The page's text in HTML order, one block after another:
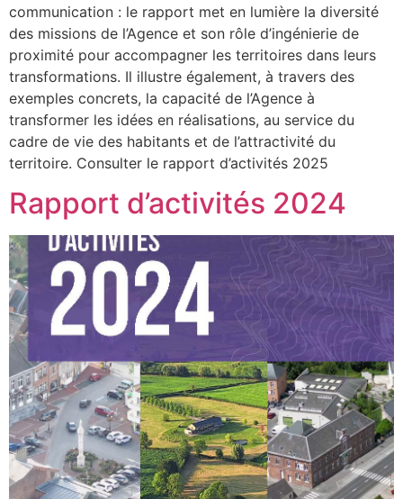
communication : le rapport met en lumière la diversité
des missions de l’Agence et son rôle d’ingénierie de
proximité pour accompagner les territoires dans leurs
transformations. Il illustre également, à travers des
exemples concrets, la capacité de l’Agence à
transformer les idées en réalisations, au service du
cadre de vie des habitants et de l’attractivité du
territoire. Consulter le rapport d’activités 2025
Rapport d’activités 2024